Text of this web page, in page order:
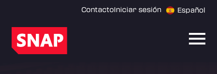
ContactoIniciar sesión Español